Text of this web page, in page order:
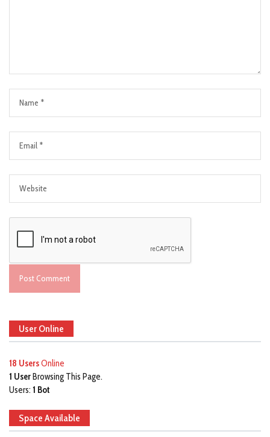
User Online
18 UsersOnline
1 UserBrowsing This Page.
Users: 1 Bot
Space Available